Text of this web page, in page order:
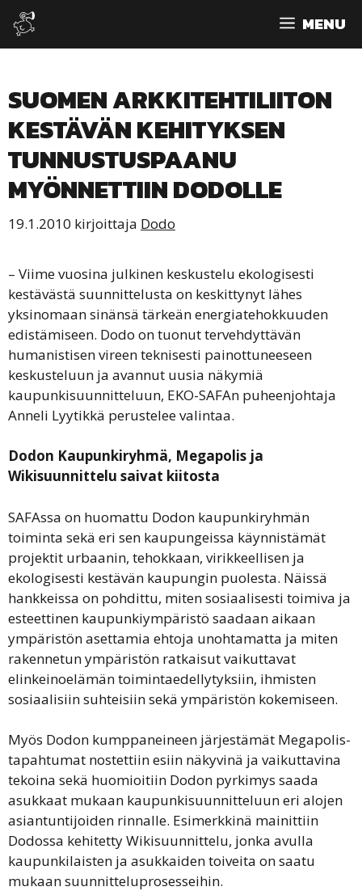
Siirry
sisältöön
MENU
SUOMEN ARKKITEHTILIITON
KESTÄVÄN KEHITYKSEN
TUNNUSTUSPAANU
MYÖNNETTIIN DODOLLE
19.1.2010 kirjoittaja Dodo
– Viime vuosina julkinen keskustelu ekologisesti
kestävästä suunnittelusta on keskittynyt lähes
yksinomaan sinänsä tärkeän energiatehokkuuden
edistämiseen. Dodo on tuonut tervehdyttävän
humanistisen vireen teknisesti painottuneeseen
keskusteluun ja avannut uusia näkymiä
kaupunkisuunnitteluun, EKO-SAFAn puheenjohtaja
Anneli Lyytikkä perustelee valintaa.
Dodon Kaupunkiryhmä, Megapolis ja
Wikisuunnittelu saivat kiitosta
SAFAssa on huomattu Dodon kaupunkiryhmän
toiminta sekä eri sen kaupungeissa käynnistämät
projektit urbaanin, tehokkaan, virikkeellisen ja
ekologisesti kestävän kaupungin puolesta. Näissä
hankkeissa on pohdittu, miten sosiaalisesti toimiva ja
esteettinen kaupunkiympäristö saadaan aikaan
ympäristön asettamia ehtoja unohtamatta ja miten
rakennetun ympäristön ratkaisut vaikuttavat
elinkeinoelämän toimintaedellytyksiin, ihmisten
sosiaalisiin suhteisiin sekä ympäristön kokemiseen.
Myös Dodon kumppaneineen järjestämät Megapolis-
tapahtumat nostettiin esiin näkyvinä ja vaikuttavina
tekoina sekä huomioitiin Dodon pyrkimys saada
asukkaat mukaan kaupunkisuunnitteluun eri alojen
asiantuntijoiden rinnalle. Esimerkkinä mainittiin
Dodossa kehitetty Wikisuunnittelu, jonka avulla
kaupunkilaisten ja asukkaiden toiveita on saatu
mukaan suunnitteluprosesseihin.